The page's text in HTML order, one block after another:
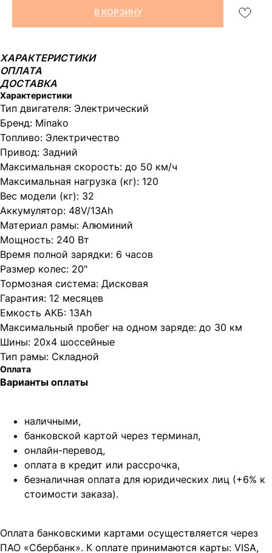
В КОРЗИНУ
ХАРАКТЕРИСТИКИ
ОПЛАТА
ДОСТАВКА
Характеристики
Тип двигателя: Электрический
Бренд: Minako
Топливо: Электричество
Привод: Задний
Максимальная скорость: до 50 км/ч
Максимальная нагрузка (кг): 120
Вес модели (кг): 32
Аккумулятор: 48V/13Ah
Материал рамы: Алюминий
Мощность: 240 Вт
Время полной зарядки: 6 часов
Размер колес: 20"
Тормозная система: Дисковая
Гарантия: 12 месяцев
Емкость АКБ: 13Ah
Максимальный пробег на одном заряде: до 30 км
Шины: 20х4 шоссейные
Тип рамы: Складной
Оплата
Варианты оплаты
наличными,
банковской картой через терминал,
онлайн-перевод,
оплата в кредит или рассрочка,
безналичная оплата для юридических лиц (+6% к
стоимости заказа).
Оплата банковскими картами осуществляется через
ПАО «Сбербанк». К оплате принимаются карты: VISA,